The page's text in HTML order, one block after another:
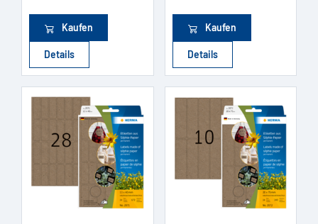
Kaufen
Details
Kaufen
Details